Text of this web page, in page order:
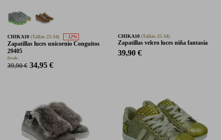
CHIKA10 (Tallas 25-34) - 12%
Zapatillas luces unicornio Conguitos
29405
Desde:
39,90 € 34,95 €
CHIKA10 (Tallas 25-34)
Zapatillas velcro luces niña fantasía
39,90 €